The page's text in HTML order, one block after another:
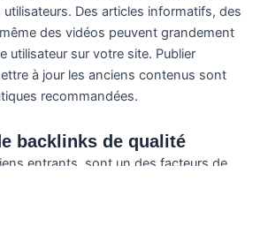
Des articles informatifs, des
des vidéos peuvent grandement
utilisateur sur votre site. Publier
à jour les anciens contenus sont
recommandées.
backlinks de qualité
liens entrants, sont un des facteurs de